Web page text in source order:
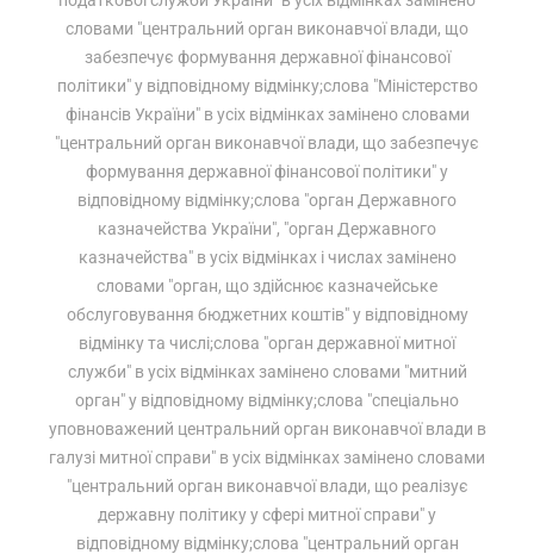
словами "центральний орган виконавчої влади, що
забезпечує формування державної фінансової
політики" у відповідному відмінку;слова "Міністерство
фінансів України" в усіх відмінках замінено словами
"центральний орган виконавчої влади, що забезпечує
формування державної фінансової політики" у
відповідному відмінку;слова "орган Державного
казначейства України", "орган Державного
казначейства" в усіх відмінках і числах замінено
словами "орган, що здійснює казначейське
обслуговування бюджетних коштів" у відповідному
відмінку та числі;слова "орган державної митної
служби" в усіх відмінках замінено словами "митний
орган" у відповідному відмінку;слова "спеціально
уповноважений центральний орган виконавчої влади в
галузі митної справи" в усіх відмінках замінено словами
"центральний орган виконавчої влади, що реалізує
державну політику у сфері митної справи" у
відповідному відмінку;слова "центральний орган